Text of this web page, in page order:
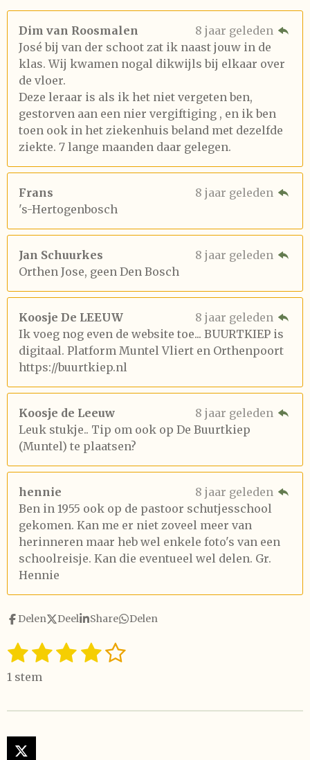
Dim van Roosmalen
8 jaar geleden
José bij van der schoot zat ik naast jouw in de
klas. Wij kwamen nogal dikwijls bij elkaar over
de vloer.
Deze leraar is als ik het niet vergeten ben,
gestorven aan een nier vergiftiging , en ik ben
toen ook in het ziekenhuis beland met dezelfde
ziekte. 7 lange maanden daar gelegen.
Frans
8 jaar geleden
's-Hertogenbosch
Jan Schuurkes
8 jaar geleden
Orthen Jose, geen Den Bosch
Koosje De LEEUW
8 jaar geleden
Ik voeg nog even de website toe... BUURTKIEP is
digitaal. Platform Muntel Vliert en Orthenpoort
https://buurtkiep.nl
Koosje de Leeuw
8 jaar geleden
Leuk stukje.. Tip om ook op De Buurtkiep
(Muntel) te plaatsen?
hennie
8 jaar geleden
Ben in 1955 ook op de pastoor schutjesschool
gekomen. Kan me er niet zoveel meer van
herinneren maar heb wel enkele foto's van een
schoolreisje. Kan die eventueel wel delen. Gr.
Hennie
Delen Deel Share Delen
R
a
t
g
1
s
e
r
2
s
e
r
3
e
4
e
5
e
S
1 stem
X